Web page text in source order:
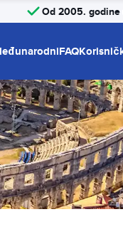
Od 2005. godine
FAQ